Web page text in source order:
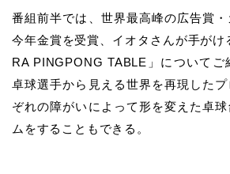
番組前半では、世界最高峰の広告賞
今年金賞を受賞、イオタさんが手がけ
RA PINGPONG TABLE 」について
卓球選手から見える世界を再現した
ぞれの障がいによって形を変えた卓
ムをすることもできる。